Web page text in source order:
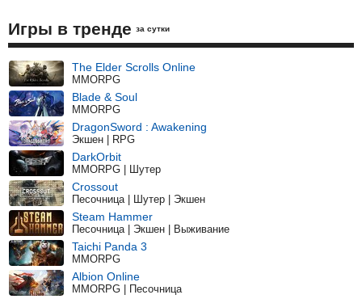
Игры в тренде за сутки
The Elder Scrolls Online
MMORPG
Blade & Soul
MMORPG
DragonSword : Awakening
Экшен | RPG
DarkOrbit
MMORPG | Шутер
Crossout
Песочница | Шутер | Экшен
Steam Hammer
Песочница | Экшен | Выживание
Taichi Panda 3
MMORPG
Albion Online
MMORPG | Песочница